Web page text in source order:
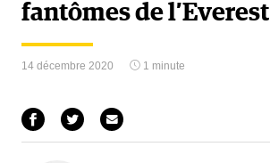
fantômes de l’Everest
14 décembre 2020 1 minute